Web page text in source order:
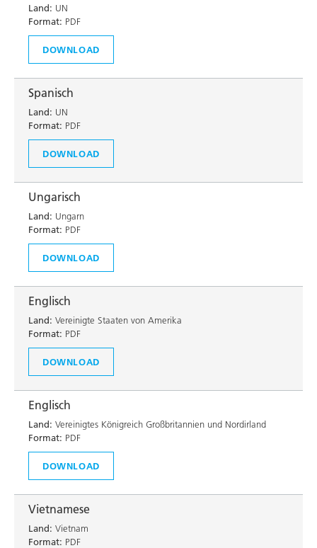
Land: UN
Format: PDF
DOWNLOAD
Spanisch
Land: UN
Format: PDF
DOWNLOAD
Ungarisch
Land: Ungarn
Format: PDF
DOWNLOAD
Englisch
Land: Vereinigte Staaten von Amerika
Format: PDF
DOWNLOAD
Englisch
Land: Vereinigtes Königreich Großbritannien und Nordirland
Format: PDF
DOWNLOAD
Vietnamese
Land: Vietnam
Format: PDF